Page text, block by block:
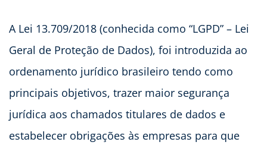
A Lei 13.709/2018 (conhecida como “LGPD” – Lei
Geral de Proteção de Dados), foi introduzida ao
ordenamento jurídico brasileiro tendo como
principais objetivos, trazer maior segurança
jurídica aos chamados titulares de dados e
estabelecer obrigações às empresas para que